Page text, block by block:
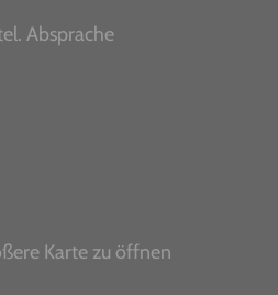
Absprache